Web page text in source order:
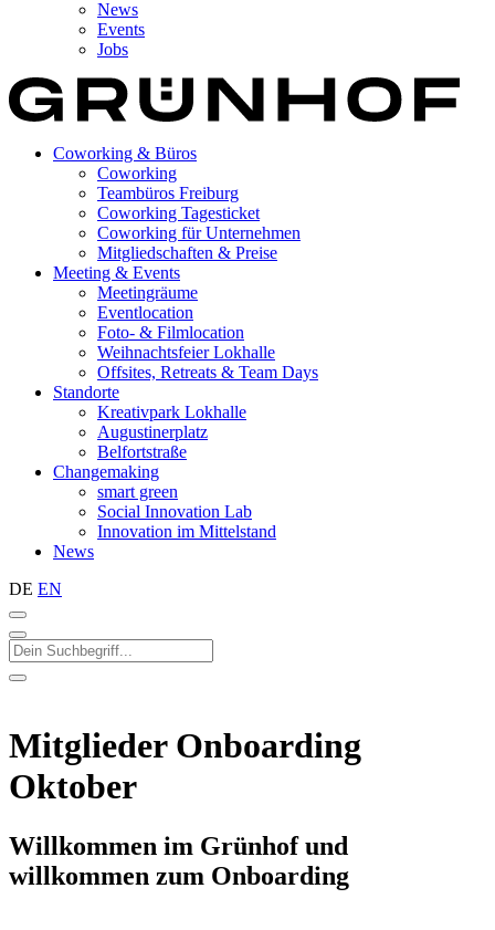
News
Events
Jobs
Coworking & Büros
Coworking
Teambüros Freiburg
Coworking Tagesticket
Coworking für Unternehmen
Mitgliedschaften & Preise
Meeting & Events
Meetingräume
Eventlocation
Foto- & Filmlocation
Weihnachtsfeier Lokhalle
Offsites, Retreats & Team Days
Standorte
Kreativpark Lokhalle
Augustinerplatz
Belfortstraße
Changemaking
smart green
Social Innovation Lab
Innovation im Mittelstand
News
DE EN
Mitglieder Onboarding
Oktober
Willkommen im Grünhof und
willkommen zum Onboarding